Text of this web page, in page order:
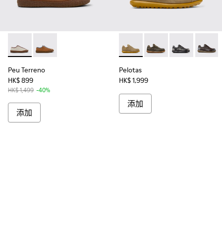
Peu Terreno - K101059-006 - Beige
Peu Terreno - K101059-007
Peu Terreno
HK$ 899
HK$ 1,499 -40%
添加
Pelotas - 16002-315 - Beige
Pelotas - 16002-358
Pelotas -
Pelotas
HK$ 1,999
添加